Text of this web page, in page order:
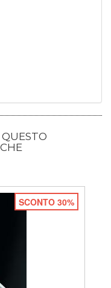
SCONTO 30%